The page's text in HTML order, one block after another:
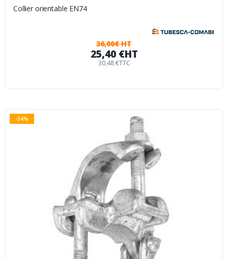
Collier orientable EN74
36,00€ HT
25,40 €HT
30,48 €TTC
-34%